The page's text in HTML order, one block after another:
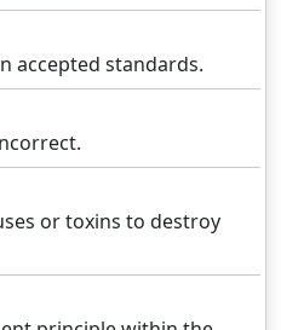
accepted standards.
or toxins to destroy